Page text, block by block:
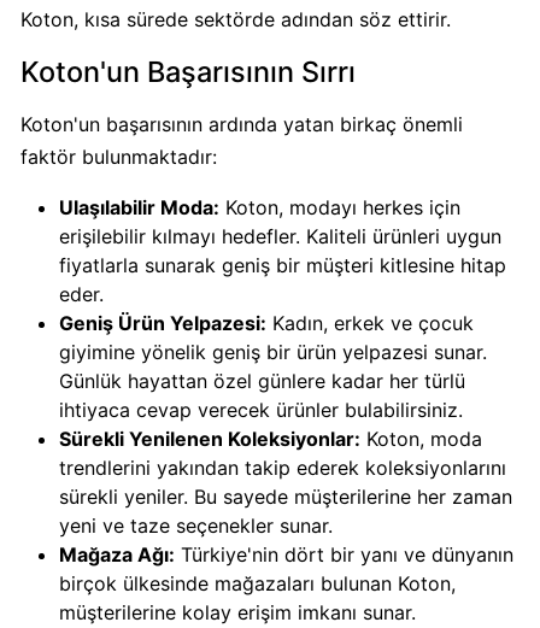
Kimin
Kim?
Cheetos
mu?
Cheetos
Kimin
Sahibi
Kim?
Calve
Boykot
Sahibi
Kim?
Koton, kısa sürede sektörde adından söz ettirir.
Koton'un Başarısının Sırrı
Koton'un başarısının ardında yatan birkaç önemli
faktör bulunmaktadır:
Ulaşılabilir Moda: Koton, modayı herkes için
erişilebilir kılmayı hedefler. Kaliteli ürünleri uygun
fiyatlarla sunarak geniş bir müşteri kitlesine hitap
eder.
Geniş Ürün Yelpazesi: Kadın, erkek ve çocuk
giyimine yönelik geniş bir ürün yelpazesi sunar.
Günlük hayattan özel günlere kadar her türlü
ihtiyaca cevap verecek ürünler bulabilirsiniz.
Sürekli Yenilenen Koleksiyonlar: Koton, moda
trendlerini yakından takip ederek koleksiyonlarını
sürekli yeniler. Bu sayede müşterilerine her zaman
yeni ve taze seçenekler sunar.
Mağaza Ağı: Türkiye'nin dört bir yanı ve dünyanın
birçok ülkesinde mağazaları bulunan Koton,
müşterilerine kolay erişim imkanı sunar.